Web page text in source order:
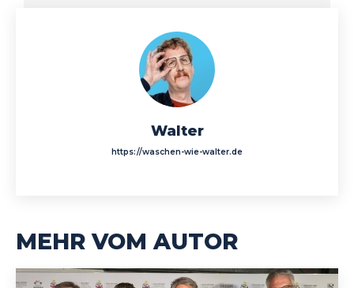
Walter
https://waschen-wie-walter.de
MEHR VOM AUTOR